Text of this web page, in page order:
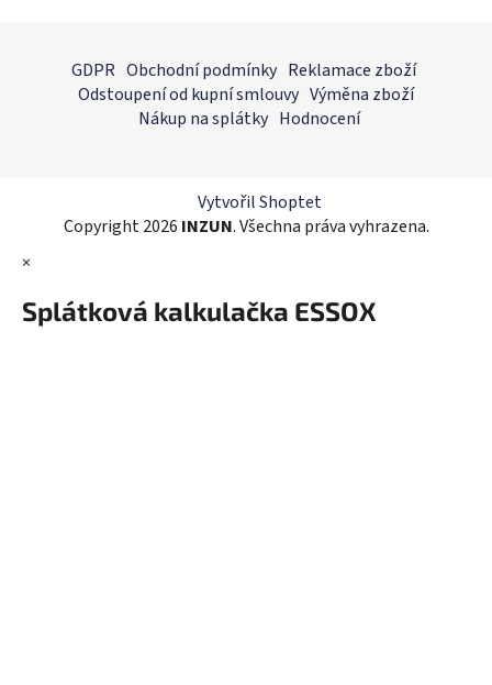
GDPR Obchodní podmínky Reklamace zboží
Odstoupení od kupní smlouvy Výměna zboží
Nákup na splátky Hodnocení
Vytvořil Shoptet
Copyright 2026 INZUN. Všechna práva vyhrazena.
×
Splátková kalkulačka ESSOX